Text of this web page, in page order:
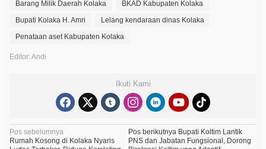
Barang Milik Daerah Kolaka
BKAD Kabupaten Kolaka
Bupati Kolaka H. Amri
Lelang kendaraan dinas Kolaka
Penataan aset Kabupaten Kolaka
Editor: Andi
Ikuti Kami
N
Pos sebelumnya
Rumah Kosong di Kolaka Nyaris
Pos berikutnyaBupati Koltim Lantik
PNS dan Jabatan Fungsional, Dorong